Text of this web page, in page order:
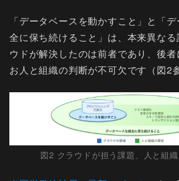
「データベースを動かすこと」と「
全に保ち続けること」は、本来異な
ウドが解決したのは前者であり、後
お人と組織の判断が不可欠です（図2
図2 クラウドが担う課題、人と組